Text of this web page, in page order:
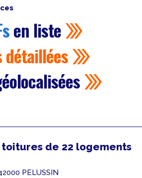
en liste
détaillées
de 22 logements
PELUSSIN